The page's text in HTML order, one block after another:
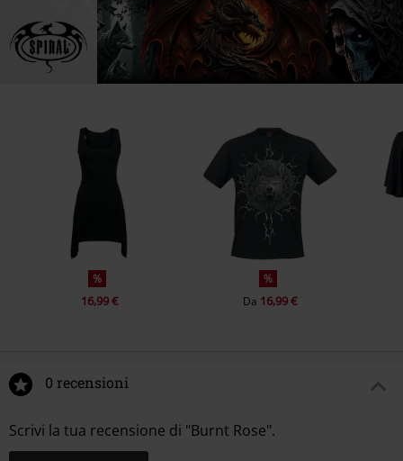
%
16,99 €
%
Da 16,99 €
0 recensioni
Scrivi la tua recensione di "Burnt Rose".